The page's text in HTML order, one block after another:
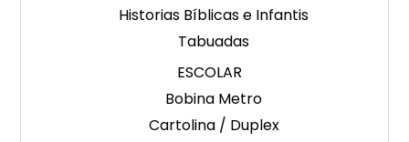
Historias Bíblicas e Infantis
Tabuadas
ESCOLAR
Bobina Metro
Cartolina / Duplex